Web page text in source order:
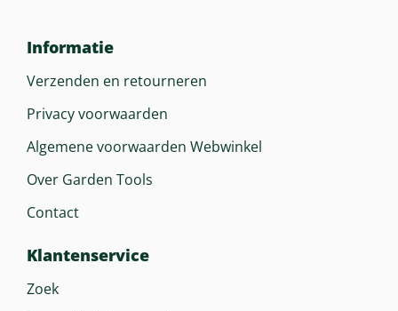
Informatie
Verzenden en retourneren
Privacy voorwaarden
Algemene voorwaarden Webwinkel
Over Garden Tools
Contact
Klantenservice
Zoek